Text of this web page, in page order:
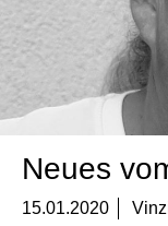
Neues
15.01.2020